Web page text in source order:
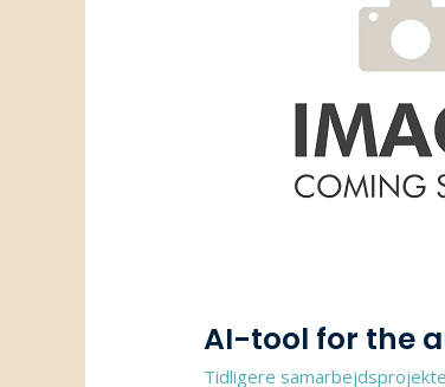
AI-tool for the
Tidligere